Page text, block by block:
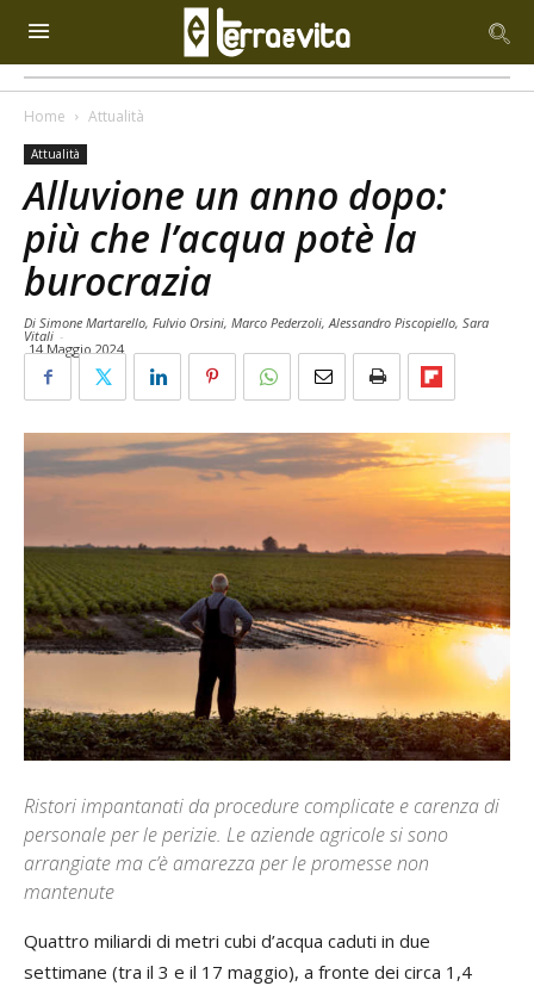
Home Attualità
Attualità
Alluvione un anno dopo:
più che l’acqua potè la
burocrazia
Di Simone Martarello, Fulvio Orsini, Marco Pederzoli, Alessandro Piscopiello, Sara
Vitali -
14 Maggio 2024
Ristori impantanati da procedure complicate e carenza di
personale per le perizie. Le aziende agricole si sono
arrangiate ma c’è amarezza per le promesse non
mantenute
Quattro miliardi di metri cubi d’acqua caduti in due
settimane (tra il 3 e il 17 maggio), a fronte dei circa 1,4